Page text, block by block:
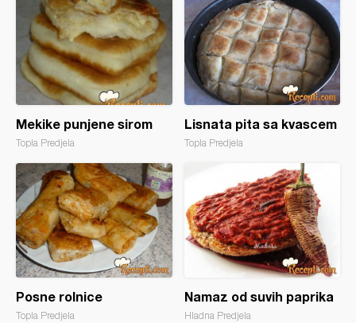
Mekike punjene sirom
Topla Predjela
Lisnata pita sa kvascem
Topla Predjela
Posne rolnice
Topla Predjela
Namaz od suvih paprika
Hladna Predjela